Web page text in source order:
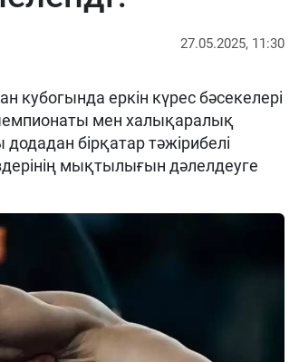
27.05.2025, 11:30
кубогында еркін күрес бәсекелері
мен халықаралық
бірқатар тәжірибелі
мықтылығын дәлелдеуге